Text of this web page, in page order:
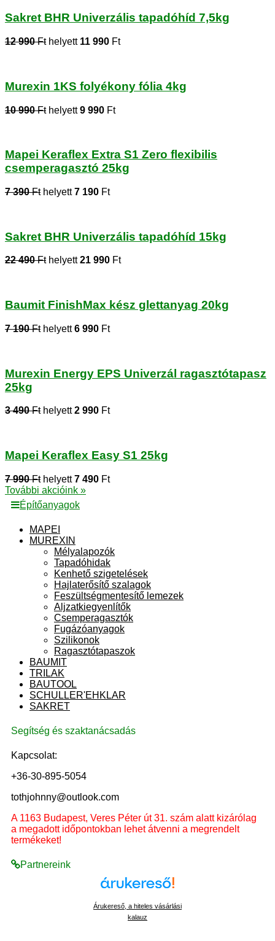
Sakret BHR Univerzális tapadóhíd 7,5kg
12 990 Fthelyett 11 990 Ft
Murexin 1KS folyékony fólia 4kg
10 990 Fthelyett9 990 Ft
Mapei Keraflex Extra S1 Zero flexibilis
csemperagasztó 25kg
7 390 Fthelyett7 190 Ft
Sakret BHR Univerzális tapadóhíd 15kg
22 490 Fthelyett21 990 Ft
Baumit FinishMax kész glettanyag 20kg
7 190 Fthelyett6 990 Ft
Murexin Energy EPS Univerzál ragasztótapasz
25kg
3 490 Fthelyett2 990 Ft
Mapei Keraflex Easy S1 25kg
7 990 Fthelyett7 490 Ft
További akcióink »
Építőanyagok
MAPEI
MUREXIN
Mélyalapozók
Tapadóhidak
Kenhető szigetelések
Hajlaterősítő szalagok
Feszültségmentesítő lemezek
Aljzatkiegyenlítők
Csemperagasztók
Fugázóanyagok
Szilikonok
Ragasztótapaszok
BAUMIT
TRILAK
BAUTOOL
SCHULLER'EHKLAR
SAKRET
Segítség és szaktanácsadás
Kapcsolat:
+36-30-895-5054
tothjohnny@outlook.com
A 1163 Budapest, Veres Péter út 31. szám alatt kizárólag
a megadott időpontokban lehet átvenni a megrendelt
termékeket!
Partnereink
Árukereső, a hiteles vásárlási
kalauz